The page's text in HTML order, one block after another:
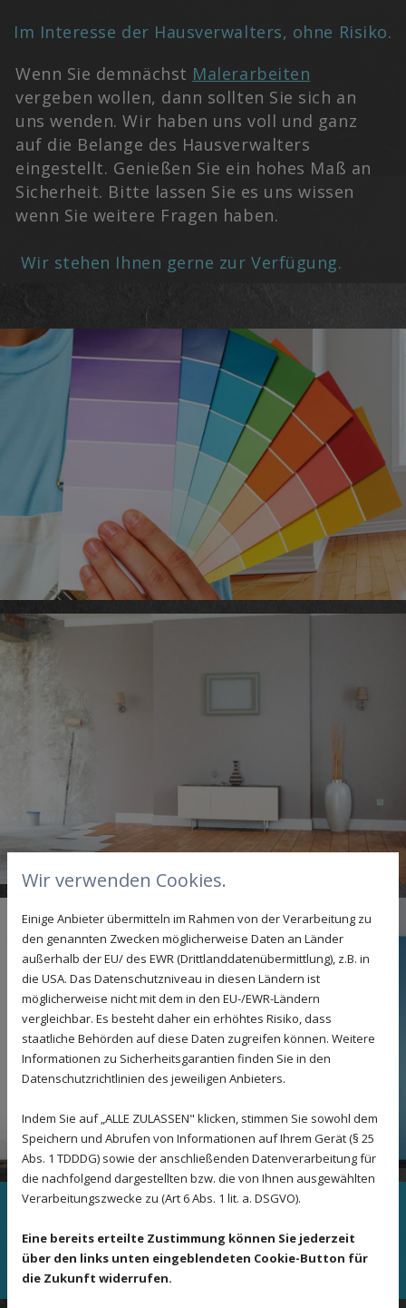
Im Interesse der Hausverwalters, ohne Risiko.
Wenn Sie demnächst Malerarbeiten
vergeben wollen, dann sollten Sie sich an
uns wenden. Wir haben uns voll und ganz
auf die Belange des Hausverwalters
eingestellt. Genießen Sie ein hohes Maß an
Sicherheit. Bitte lassen Sie es uns wissen
wenn Sie weitere Fragen haben.
Wir stehen Ihnen gerne zur Verfügung.
Sie sind auf der Suche nach einem Maler in
Wir freuen uns auf Ihre Anfrage!
Wir verwenden Cookies.
Einige Anbieter übermitteln im Rahmen von der Verarbeitung zu
den genannten Zwecken möglicherweise Daten an Länder
außerhalb der EU/ des EWR (Drittlanddatenübermittlung), z.B. in
die USA. Das Datenschutzniveau in diesen Ländern ist
möglicherweise nicht mit dem in den EU-/EWR-Ländern
vergleichbar. Es besteht daher ein erhöhtes Risiko, dass
staatliche Behörden auf diese Daten zugreifen können. Weitere
Informationen zu Sicherheitsgarantien finden Sie in den
Datenschutzrichtlinien des jeweiligen Anbieters.
Indem Sie auf „ALLE ZULASSEN" klicken, stimmen Sie sowohl dem
Speichern und Abrufen von Informationen auf Ihrem Gerät (§ 25
Abs. 1 TDDDG) sowie der anschließenden Datenverarbeitung für
die nachfolgend dargestellten bzw. die von Ihnen ausgewählten
Verarbeitungszwecke zu (Art 6 Abs. 1 lit. a. DSGVO).
Eine bereits erteilte Zustimmung können Sie jederzeit
über den links unten eingeblendeten Cookie-Button für
die Zukunft widerrufen.